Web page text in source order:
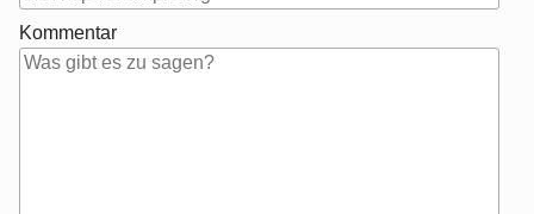
Kommentar